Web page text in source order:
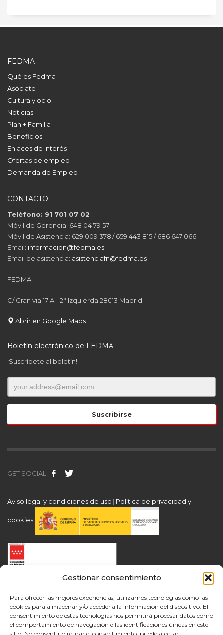
Gestionar consentimiento
Para ofrecer las mejores experiencias, utilizamos tecnologías como las
cookies para almacenar y/o acceder a la información del dispositivo. El
consentimiento de estas tecnologías nos permitirá procesar datos como
el comportamiento de navegación o las identificaciones únicas en este
sitio. No consentir o retirar el consentimiento, puede afectar
FEDMA
Qué es Fedma
Asóciate
Cultura y ocio
Noticias
Plan + Familia
Beneficios
Enlaces de Interés
Ofertas de empleo
Demanda de Empleo
CONTACTO
Teléfono: 91 701 07 02
Móvil de Gerencia: 648 04 79 57
Móvil de Asistencia: 629 009 378 / 659 443 815 / 686 647 066
Email: informacion@fedma.es
Email de asistencia: asistenciafn@fedma.es
FEDMA
C/ Gran via 17 A - 2° Izquierda 28013 Madrid
Abrir en Google Maps
Boletín electrónico de FEDMA
¡Suscríbete al boletín!
GET SOCIAL
Aviso legal y condiciones de uso | Política de privacidad y
cookies